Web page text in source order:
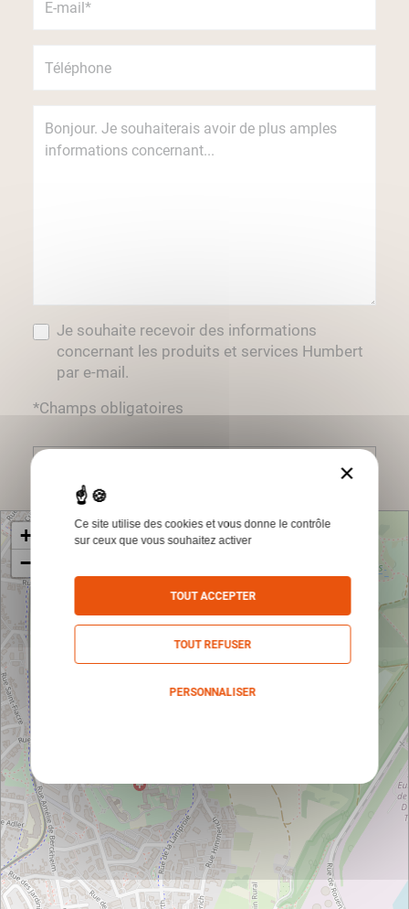
Je souhaite recevoir des informations
concernant les produits et services Humbert
par e-mail.
*Champs obligatoires
+
−
×
Ce site utilise des cookies et vous donne le contrôle
sur ceux que vous souhaitez activer
TOUT ACCEPTER
TOUT REFUSER
PERSONNALISER